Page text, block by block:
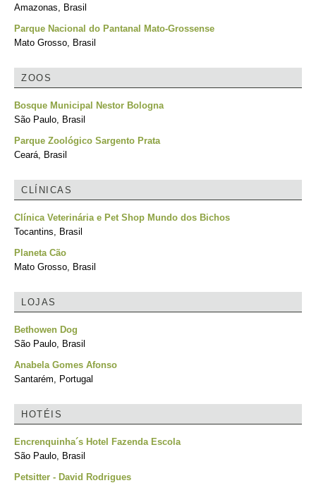
Amazonas, Brasil
Parque Nacional do Pantanal Mato-Grossense
Mato Grosso, Brasil
ZOOS
Bosque Municipal Nestor Bologna
São Paulo, Brasil
Parque Zoológico Sargento Prata
Ceará, Brasil
CLÍNICAS
Clínica Veterinária e Pet Shop Mundo dos Bichos
Tocantins, Brasil
Planeta Cão
Mato Grosso, Brasil
LOJAS
Bethowen Dog
São Paulo, Brasil
Anabela Gomes Afonso
Santarém, Portugal
HOTÉIS
Encrenquinha´s Hotel Fazenda Escola
São Paulo, Brasil
Petsitter - David Rodrigues